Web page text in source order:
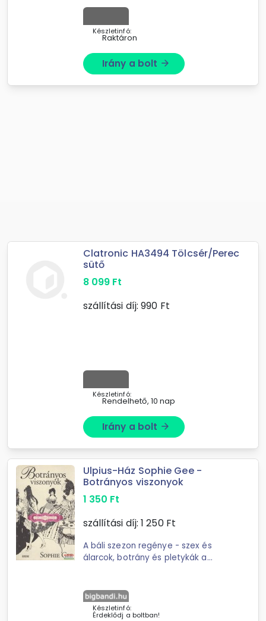
Készletinfó:
Raktáron
Irány a bolt arrow_forward
Clatronic HA3494 Tölcsér/Perec
sütő
8 099 Ft
szállítási díj: 990 Ft
Készletinfó:
Rendelhető, 10 nap
Irány a bolt arrow_forward
Ulpius-Ház Sophie Gee -
Botrányos viszonyok
1 350 Ft
szállítási díj: 1 250Ft
A báli szezon regénye - szex és
álarcok, botrány és pletykák a
körébenEgyesek azért ...
Készletinfó:
Érdeklődj a boltban!